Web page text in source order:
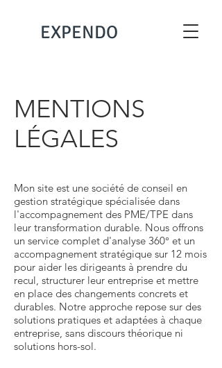
EXPENDO
MENTIONS
LÉGALES
Mon site est une société de conseil en
gestion stratégique spécialisée dans
l'accompagnement des PME/TPE dans
leur transformation durable. Nous offrons
un service complet d'analyse 360° et un
accompagnement stratégique sur 12 mois
pour aider les dirigeants à prendre du
recul, structurer leur entreprise et mettre
en place des changements concrets et
durables. Notre approche repose sur des
solutions pratiques et adaptées à chaque
entreprise, sans discours théorique ni
solutions hors-sol.